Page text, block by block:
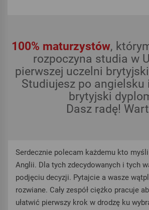
100% maturzystów,
rozpoczyna studia w
pierwszej uczelni
Studiujesz po angielsku
brytyjski
Dasz radę!
Serdecznie polecam każdemu kto
Anglii. Dla tych zdecydowanych i tych
podjęciu decyzji. Pytajcie a wasze
rozwiane. Cały zespół ciężko pracuje
ułatwić pierwszy krok w drodzę ku